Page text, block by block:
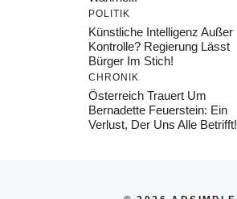
POLITIK
Künstliche Intelligenz Außer
Kontrolle? Regierung Lässt
Bürger Im Stich!
CHRONIK
Österreich Trauert Um
Bernadette Feuerstein: Ein
Verlust, Der Uns Alle Betrifft!